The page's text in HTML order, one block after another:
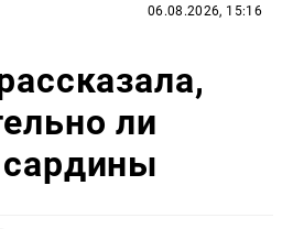
06.08.2026, 15:16
ли